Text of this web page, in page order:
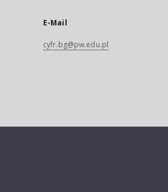
E-Mail
cyfr.bg@pw.edu.pl